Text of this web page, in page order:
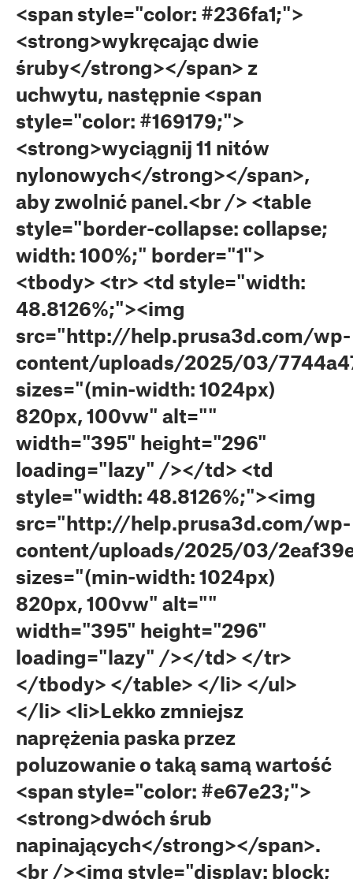
<span style="color: #236fa1;">
<strong>wykręcając dwie
śruby</strong></span> z
uchwytu, następnie <span
style="color: #169179;">
<strong>wyciągnij 11 nitów
nylonowych</strong></span>,
aby zwolnić panel.<br /> <table
style="border-collapse: collapse;
width: 100%;" border="1">
<tbody> <tr> <td style="width:
48.8126%;"><img
src="http://help.prusa3d.com/wp-
content/uploads/2025/03/
sizes="(min-width: 1024px)
820px, 100vw" alt=""
width="395" height="296"
loading="lazy" /></td> <td
style="width: 48.8126%;"><img
src="http://help.prusa3d.com/wp-
content/uploads/2025/03/
sizes="(min-width: 1024px)
820px, 100vw" alt=""
width="395" height="296"
loading="lazy" /></td> </tr>
</tbody> </table> </li> </ul>
</li> <li>Lekko zmniejsz
naprężenia paska przez
poluzowanie o taką samą wartość
<span style="color: #e67e23;">
<strong>dwóch śrub
napinających</strong></span>.
<br /><img style="display: block;